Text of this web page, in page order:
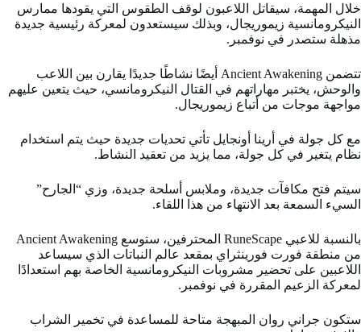
خلال المهمة، سيقاتل اللاعبون لوقف الطقوس التي يقودها ممارس
النيكرومانسية زيموريجال، وبذلك سيستعدون لمعركة رئيسية جديدة
مذهلة ستصدر في نوفمبر.
تتضمن Ancient Awakening أيضًا نشاطًا جديدًا يقارن بين اللاعب
والوحش، يختبر مهاراتهم في القتال النيكرومانسي، حيث يتعين عليهم
مواجهة موجات من أتباع زيموريجال.
مع كل جولة في أرينا أونجايل تأتي تحديات جديدة حيث يتم استخدام
نظام يتغير في كل جولة، مما يزيد من تعقيد النشاط.
سيتم فتح مكافآت جديدة، وملابس أسلحة جديدة، وزي “الجارح”
السيء السمعة بعد الانتهاء من هذا اللقاء.
بالنسبة للاعبي RuneScape المحترفين، ستوسع Ancient Awakening
من منطقة فورت فورينثراي بمقعد عالم النباتات الذي سيساعد
اللاعبين على تحضير مشروبات النيكرومانسية الخاصة بهم استعدادًا
لمعركة الزعيم المقررة في نوفمبر.
ستكون جراني روان المبهجة متاحة للمساعدة في تخمير الشراب